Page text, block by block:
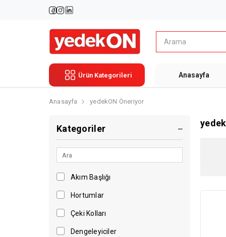
Ürün Kategorileri Anasayfa
Anasayfa yedekON Öneriyor
Kategoriler
Akım Başlığı
Hortumlar
Çeki Kolları
Dengeleyiciler